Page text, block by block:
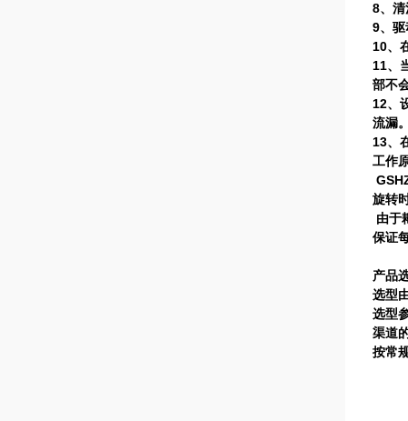
8、
9、
10、
11、
部不
12、
流漏
13、
工作
旋转
由于
保证
产品
选型
选型
渠道
按常